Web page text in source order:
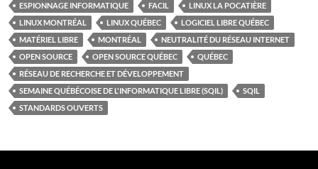
ESPIONNAGE INFORMATIQUE
FACIL
LINUX LA POCATIÈRE
LINUX MONTRÉAL
LINUX QUÉBEC
LOGICIEL LIBRE QUÉBEC
MATÉRIEL LIBRE
MONTRÉAL
NEUTRALITÉ DU RÉSEAU INTERNET
OPEN SOURCE
OPEN SOURCE QUÉBEC
QUÉBEC
RÉSEAU DE RECHERCHE ET DÉVELOPPEMENT
SEMAINE QUÉBÉCOISE DE L'INFORMATIQUE LIBRE (SQIL)
SQIL
STANDARDS OUVERTS